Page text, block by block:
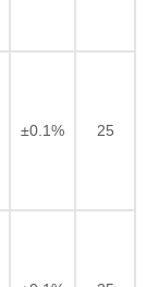
±0.1% 25